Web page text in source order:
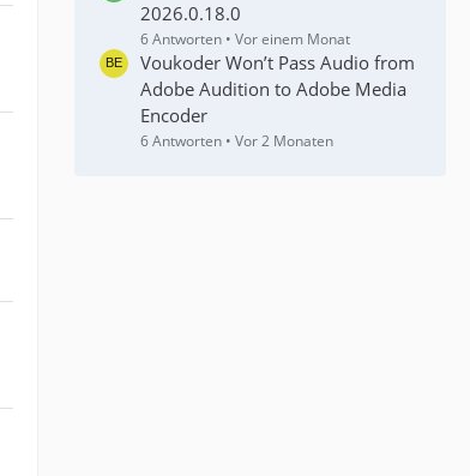
2026.0.18.0
6 Antworten Vor einem Monat
Voukoder Won’t Pass Audio from
Adobe Audition to Adobe Media
Encoder
6 Antworten Vor 2 Monaten